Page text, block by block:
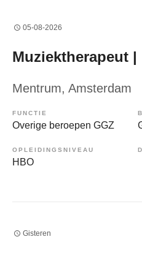
05-08-2026
Muziektherapeut |
Mentrum, Amsterdam
FUNCTIE
Overige beroepen GGZ
OPLEIDINGSNIVEAU
HBO
Gisteren